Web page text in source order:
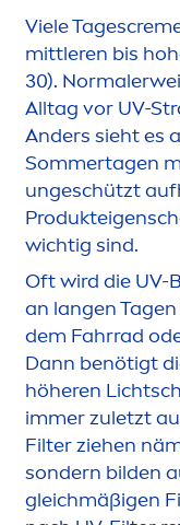
Viele Tages
mittleren bis
30).
Alltag vor UV-
Anders sieht es
Sommertagen
ungeschützt
wichtig sind.
Oft wird die UV-
an langen
dem Fahrrad
Dann benötigt
höheren
immer zuletzt
Filter ziehen
sondern bilden
gleichmäßigen